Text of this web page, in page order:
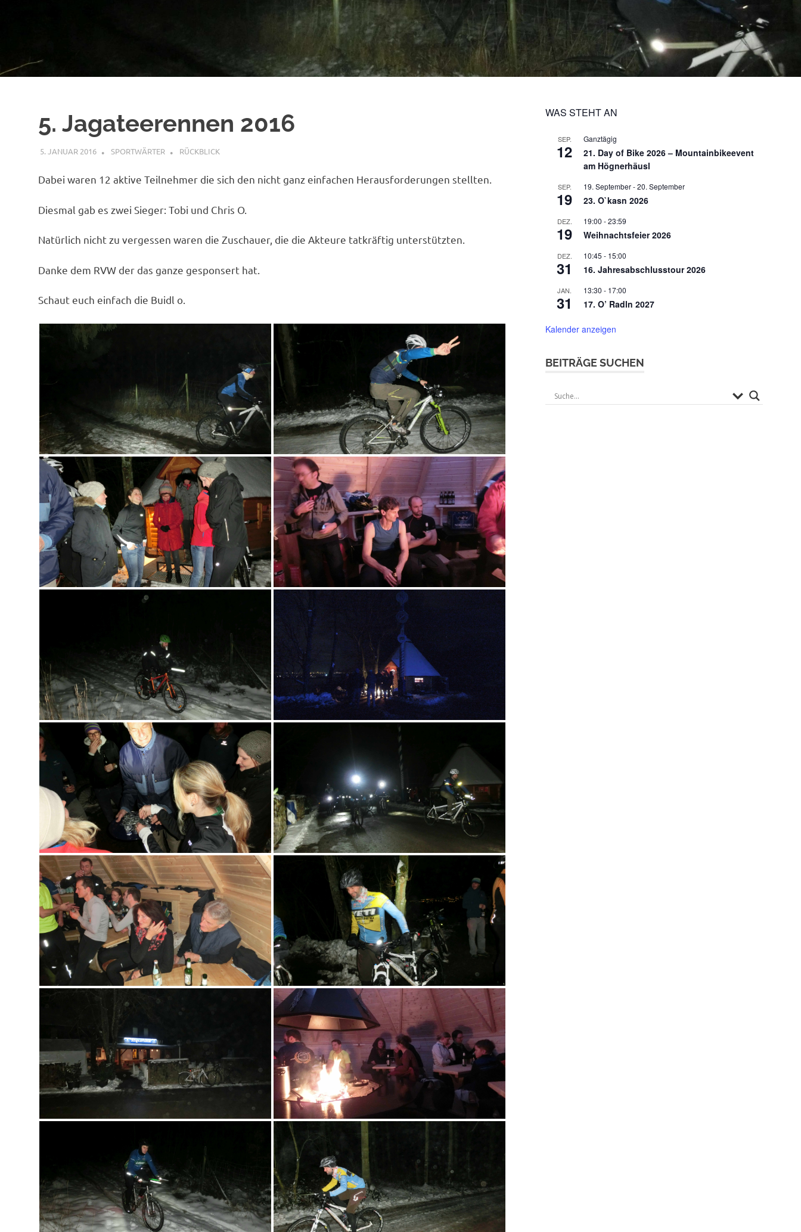
5. Jagateerennen 2016
5. JANUAR 2016 SPORTWÄRTER RÜCKBLICK
Dabei waren 12 aktive Teilnehmer die sich den nicht ganz einfachen Herausforderungen stellten.
Diesmal gab es zwei Sieger: Tobi und Chris O.
Natürlich nicht zu vergessen waren die Zuschauer, die die Akteure tatkräftig unterstützten.
Danke dem RVW der das ganze gesponsert hat.
Schaut euch einfach die Buidl o.
WAS STEHT AN
SEP.
12
Ganztägig
21. Day of Bike 2026 – Mountainbikeevent
am Högnerhäusl
SEP.
19
19. September-20. September
23. O`kasn 2026
DEZ.
19
19:00 -23:59
Weihnachtsfeier 2026
DEZ.
31
10:45 - 15:00
16. Jahresabschlusstour 2026
JAN.
31
13:30 - 17:00
17. O’ Radln 2027
Kalender anzeigen
BEITRÄGE SUCHEN